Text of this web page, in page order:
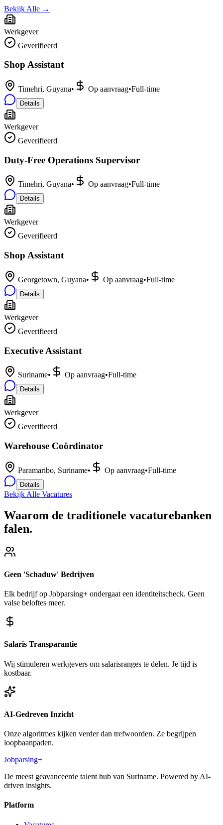
Bekijk Alle →
Werkgever
Geverifieerd
Shop Assistant
Timehri, Guyana• Op aanvraag•Full-time
Details
Werkgever
Geverifieerd
Duty-Free Operations Supervisor
Timehri, Guyana• Op aanvraag•Full-time
Details
Werkgever
Geverifieerd
Shop Assistant
Georgetown, Guyana• Op aanvraag•Full-time
Details
Werkgever
Geverifieerd
Executive Assistant
Suriname• Op aanvraag•Full-time
Details
Werkgever
Geverifieerd
Warehouse Coördinator
Paramaribo, Suriname• Op aanvraag•Full-time
Details
Bekijk Alle Vacatures
Waarom de traditionele vacaturebanken
falen.
Geen 'Schaduw' Bedrijven
Elk bedrijf op Jobparsing+ ondergaat een identiteitscheck. Geen
valse beloftes meer.
Salaris Transparantie
Wij stimuleren werkgevers om salarisranges te delen. Je tijd is
kostbaar.
AI-Gedreven Inzicht
Onze algoritmes kijken verder dan trefwoorden. Ze begrijpen
loopbaanpaden.
Jobparsing+
De meest geavanceerde talent hub van Suriname. Powered by AI-
driven insights.
Platform